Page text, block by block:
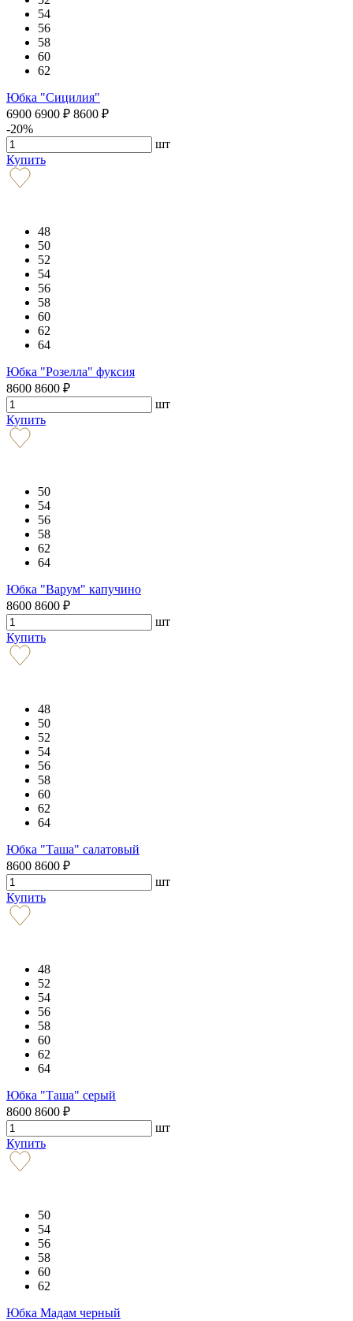
54
56
58
60
62
Юбка "Сицилия"
6900 6900 ₽ 8600 ₽
-20%
шт
Купить
48
50
52
54
56
58
60
62
64
Юбка "Розелла" фуксия
8600 8600 ₽
шт
Купить
50
54
56
58
62
64
Юбка "Варум" капучино
8600 8600 ₽
шт
Купить
48
50
52
54
56
58
60
62
64
Юбка "Таша" салатовый
8600 8600 ₽
шт
Купить
48
52
54
56
58
60
62
64
Юбка "Таша" серый
8600 8600 ₽
шт
Купить
50
54
56
58
60
62
Юбка Мадам черный